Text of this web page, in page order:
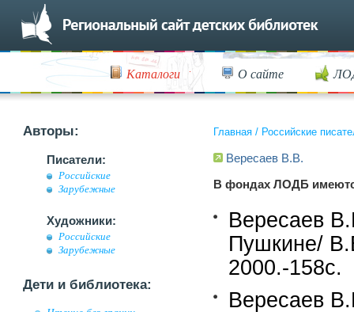
Каталоги О сайте
Авторы:
Писатели:
Российские
Зарубежные
Художники:
Российские
Зарубежные
Дети и библиотека:
Главная / Российские
Вересаев В.В.
В фондах ЛОДБ
Вересаев
Пушкине/
2000.-158c.
Вересаев